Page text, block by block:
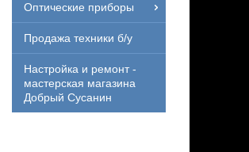
Оптические приборы
Продажа техники б/у
Настройка и ремонт -
мастерская магазина
Добрый Сусанин